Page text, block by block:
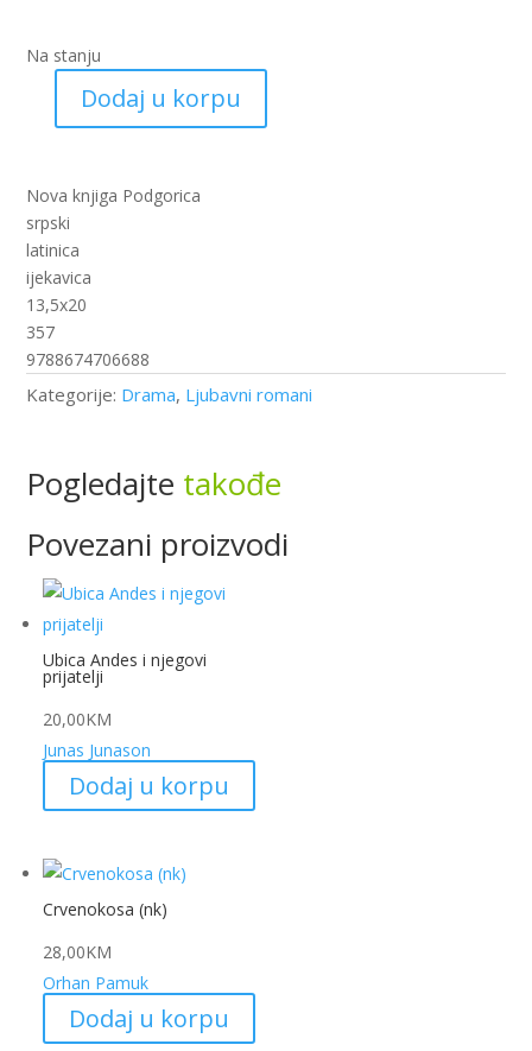
Na stanju
tebe
(nk)
količina
Dodaj u korpu
Nova knjiga Podgorica
srpski
latinica
ijekavica
13,5x20
357
9788674706688
Kategorije: Drama, Ljubavni romani
Pogledajte takođe
Povezani proizvodi
Ubica Andes i njegovi
prijatelji
20,00KM
Junas Junason
Dodaj u korpu
Crvenokosa (nk)
28,00KM
Orhan Pamuk
Dodaj u korpu